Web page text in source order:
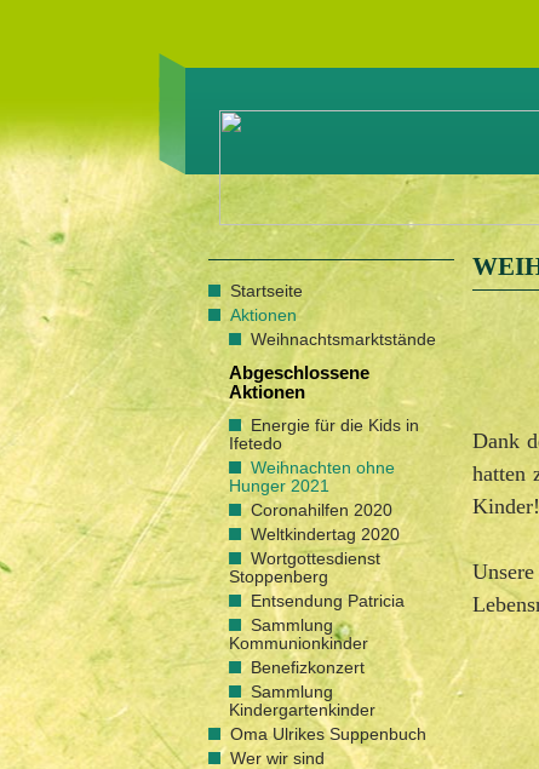
Startseite
Aktionen
Weihnachtsmarktstände
Abgeschlossene
Aktionen
Energie für die Kids in
Ifetedo
Weihnachten ohne
Hunger 2021
Coronahilfen 2020
Weltkindertag 2020
Wortgottesdienst
Stoppenberg
Entsendung Patricia
Sammlung
Kommunionkinder
Benefizkonzert
Sammlung
Kindergartenkinder
Oma Ulrikes Suppenbuch
Wer wir sind
Dank
hatten